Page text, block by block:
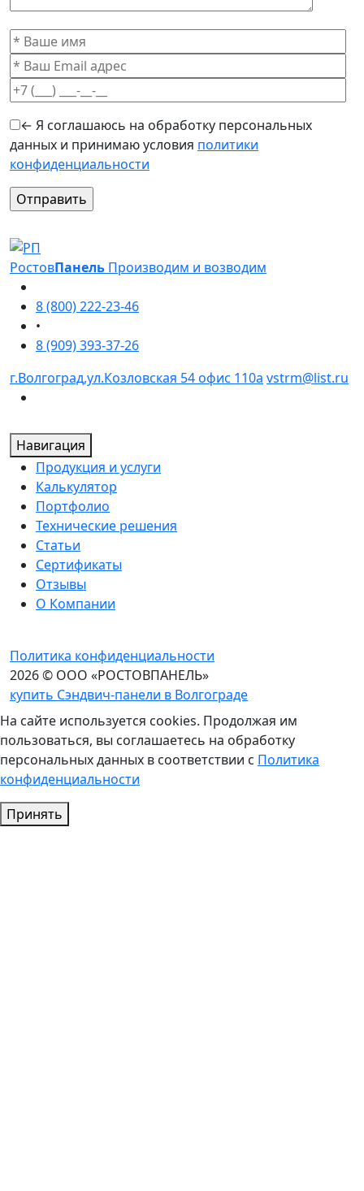
← Я соглашаюсь на обработку персональных
данных и принимаю условия политики
конфиденциальности
Оставьте это поле пустым.
РостовПанель Производим и возводим
8 (800) 222-23-46
•
8 (909) 393-37-26
г.Волгоград,ул.Козловская 54 офис 110а vstrm@list.ru
Навигация
Продукция и услуги
Калькулятор
Портфолио
Технические решения
Статьи
Сертификаты
Отзывы
О Компании
2026 © ООО «РОСТОВПАНЕЛЬ»
купить Сэндвич-панели в Волгограде
Политика конфиденциальности
На сайте используется cookies. Продолжая им
пользоваться, вы соглашаетесь на обработку
персональных данных в соответствии с Политика
конфиденциальности
Принять